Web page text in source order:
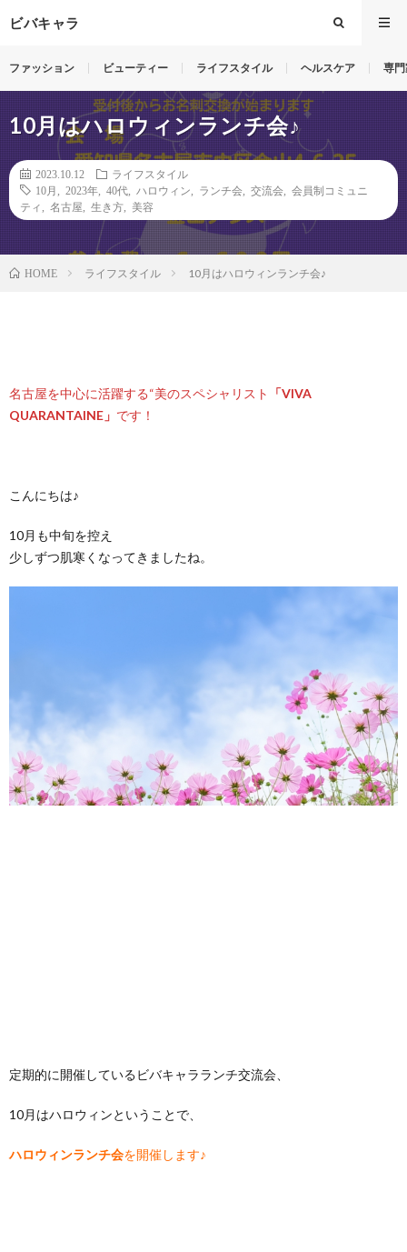
ビバキャラ
ファッション ビューティー ライフスタイル ヘルスケア 専
10月はハロウィンランチ会♪
2023.10.12
ライフスタイル
10月
2023年 40代 ハロウィン ランチ会 交流会
会員制コミュニ
ティ
名古屋 生き方 美容
HOME ライフスタイル 10月はハロウィンランチ会♪
名古屋を中心に活躍する“美のスペシャリスト
「VIVA
QUARANTAINE」 です！
こんにちは♪
10月も中旬を控え
少しずつ肌寒くなってきましたね。
定期的に開催しているビバキャラランチ交流会、
10月はハロウィンということで、
ハロウィンランチ会を開催します♪